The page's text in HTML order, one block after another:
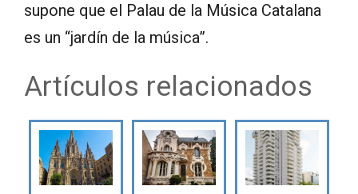
supone que el Palau de la Música Catalana
es un “jardín de la música”.
Artículos relacionados